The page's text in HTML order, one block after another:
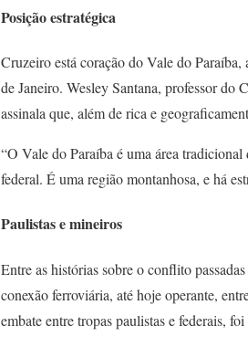
Posição estratégica
Cruzeiro está coração do Vale do
de Janeiro. Wesley Santana, professor do
assinala que, além de rica e
“O Vale do Paraíba é uma área
federal. É uma região montanhosa, e há
Paulistas e mineiros
Entre as histórias sobre o conflito
conexão ferroviária, até hoje operante,
embate entre tropas paulistas e federais,